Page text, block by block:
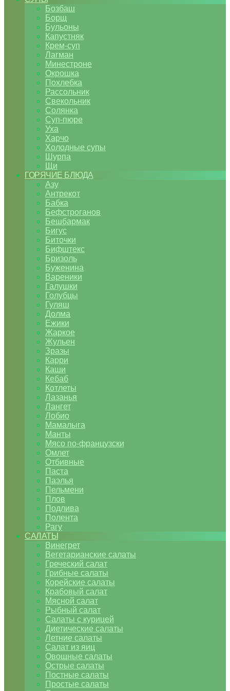
Бозбаш
Борщ
Бульоны
Капустняк
Крем-суп
Лагман
Минестроне
Окрошка
Похлебка
Рассольник
Свекольник
Солянка
Суп-пюре
Уха
Харчо
Холодные супы
Шурпа
Щи
ГОРЯЧИЕ БЛЮДА
Азу
Антрекот
Бабка
Бефстроганов
Бешбармак
Бигус
Биточки
Бифштекс
Бризоль
Буженина
Вареники
Галушки
Голубцы
Гуляш
Долма
Ежики
Жаркое
Жульен
Зразы
Карри
Каши
Кебаб
Котлеты
Лазанья
Лангет
Лобио
Мамалыга
Манты
Мясо по-французски
Омлет
Отбивные
Паста
Паэлья
Пельмени
Плов
Подлива
Полента
Рагу
САЛАТЫ
Винегрет
Вегетарианские салаты
Греческий салат
Грибные салаты
Корейские салаты
Крабовый салат
Мясной салат
Рыбный салат
Салаты с курицей
Диетические салаты
Летние салаты
Салат из яиц
Овощные салаты
Острые салаты
Постные салаты
Простые салаты